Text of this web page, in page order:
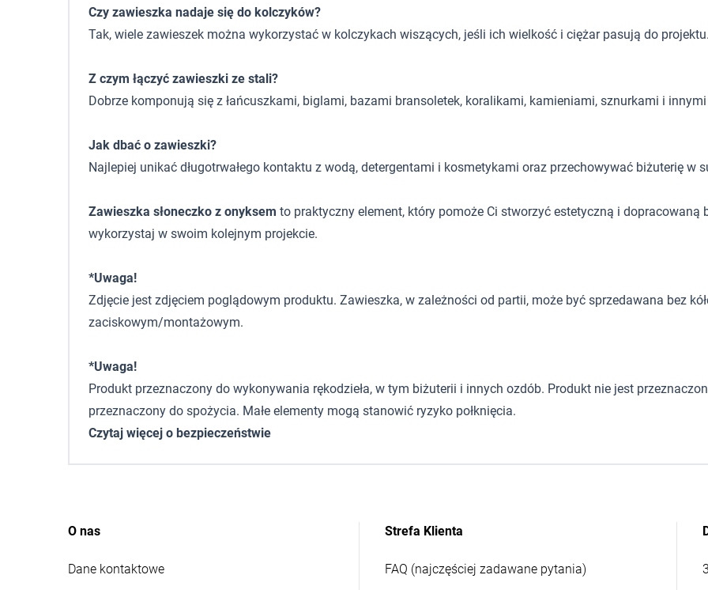
Czy zawieszka nadaje się do kolczyków?
Tak, wiele zawieszek można wykorzystać w kolczykach wiszących, jeśli ich wielkość i ciężar pasują do projektu.
Z czym łączyć zawieszki ze stali?
Dobrze komponują się z łańcuszkami, biglami, bazami bransoletek, koralikami, kamieniami, sznurkami i
Jak dbać o zawieszki?
Najlepiej unikać długotrwałego kontaktu z wodą, detergentami i kosmetykami oraz przechowywać biżuterię w
Zawieszka słoneczko z onyksem to praktyczny element, który pomoże Ci stworzyć estetyczną i dopracowaną
wykorzystaj w swoim kolejnym projekcie.
*Uwaga!
Zdjęcie jest zdjęciem poglądowym produktu. Zawieszka, w zależności od partii, może być sprzedawana bez
zaciskowym/montażowym.
*Uwaga!
Produkt przeznaczony do wykonywania rękodzieła, w tym biżuterii i innych ozdób. Produkt nie jest
przeznaczony do spożycia. Małe elementy mogą stanowić ryzyko połknięcia.
Czytaj więcej o bezpieczeństwie
O nas
Dane kontaktowe
Strefa Klienta
FAQ (najczęściej zadawane pytania)